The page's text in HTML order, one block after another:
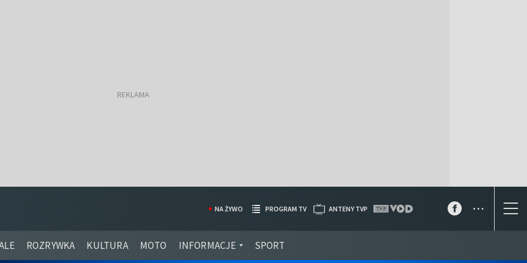
ROZRYWKA KULTURA MOTO INFORMACJE SPORT
NA ŻYWO PROGRAM TV ANTENY TVP ...